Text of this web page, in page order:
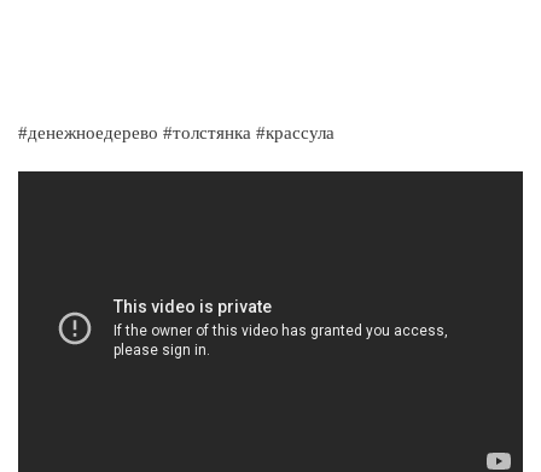
#денежноедерево #толстянка #крассула